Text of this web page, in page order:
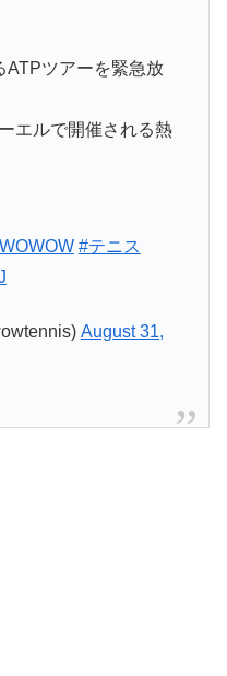
ATPツアーを緊急放
エルで開催される熱
#テニス
August 31,